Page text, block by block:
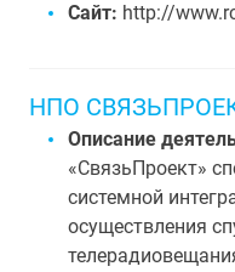
Сайт: http://
НПО
Описание
«СвязьПроект»
системной
осуществления